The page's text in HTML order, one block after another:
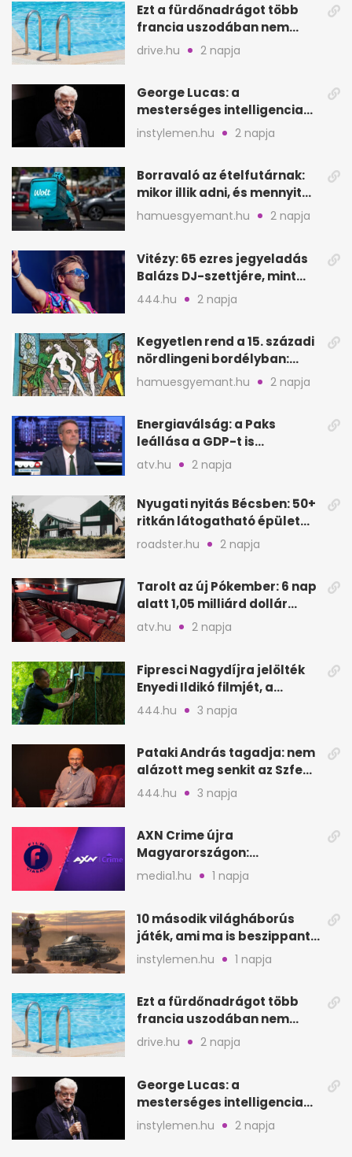
Ezt a fürdőnadrágot több
francia uszodában nem
fogadják el
drive.hu 2 napja
George Lucas: a
mesterséges intelligencia
lehet Hollywood következő
lépése
instylemen.hu 2 napja
Borravaló az ételfutárnak:
mikor illik adni, és mennyit
rendeléskor?
hamuesgyemant.hu 2 napja
Vitézy: 65 ezres jegyeladás
Balázs DJ-szettjére, mint
metró nélküli Puskás-meccs
444.hu 2 napja
Kegyetlen rend a 15. századi
nördlingeni bordélyban:
verés, éheztetés
hamuesgyemant.hu 2 napja
Energiaválság: a Paks
leállása a GDP-t is
megütheti, int az
atv.hu 2 napja
Nyugati nyitás Bécsben: 50+
ritkán látogatható épület
nyílik meg
roadster.hu 2 napja
Tarolt az új Pókember: 6 nap
alatt 1,05 milliárd dollár
bevétel
atv.hu 2 napja
Fipresci Nagydíjra jelölték
Enyedi Ildikó filmjét, a
Csendes barátot
444.hu 3 napja
Pataki András tagadja: nem
alázott meg senkit az Szfe
felvételijén
444.hu 3 napja
AXN Crime újra
Magyarországon:
szeptembertől a Viasat Film
media1.hu 1 napja
10 második világháborús
játék, ami ma is beszippant
a képernyő elé
instylemen.hu 1 napja
Ezt a fürdőnadrágot több
francia uszodában nem
fogadják el
drive.hu 2 napja
George Lucas: a
mesterséges intelligencia
lehet Hollywood következő
lépése
instylemen.hu 2 napja